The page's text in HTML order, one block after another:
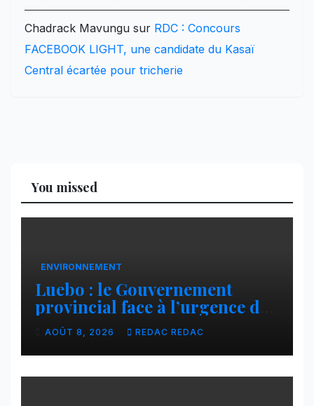
Chadrack Mavungu sur RDC : Concours
FACEBOOK LIGHT, une candidate du Kasaï
Central écartée pour tricherie
You missed
ENVIRONNEMENT
Luebo : le Gouvernement
provincial face à l’urgence des
érosions qui menacent la cité
AOÛT 8, 2026 REDAC REDAC